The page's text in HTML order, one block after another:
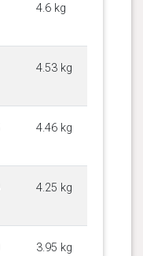
4.6 kg
4.53 kg
4.46 kg
4.25 kg
3.95 kg